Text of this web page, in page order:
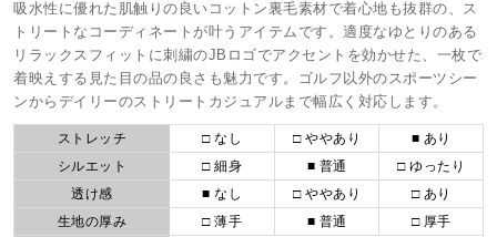
吸水性に優れた肌触りの良いコットン裏毛素材で着心地も抜群の、ス
トリートなコーディネートが叶うアイテムです。適度なゆとりのある
リラックスフィットに刺繍のJBロゴでアクセントを効かせた、一枚で
着映えする見た目の品の良さも魅力です。ゴルフ以外のスポーツシー
ンからデイリーのストリートカジュアルまで幅広く対応します。
ストレッチ □ なし □ ややあり
■ あり
シルエット
□ 細身 ■ 普通
□ ゆったり
透け感
■ なし □ ややあり
□ あり
生地の厚み
□ 薄手 ■ 普通
□ 厚手